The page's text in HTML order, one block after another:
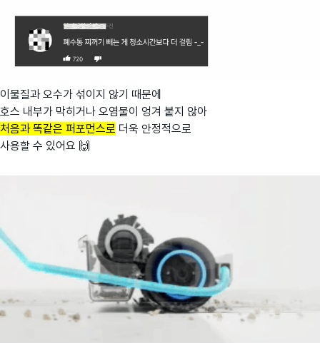
이물질과 오수가 섞이지 않기 때문에
호스 내부가 막히거나 오염물이 엉겨 붙지 않아
처음과 똑같은 퍼포먼스로 더욱 안정적으로
사용할 수 있어요 🙌